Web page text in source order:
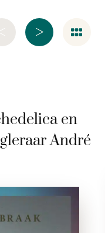
>
en
André